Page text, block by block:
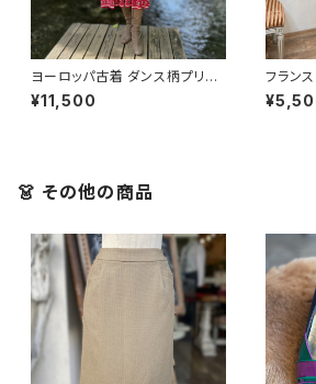
ヨーロッパ古着 ダンス柄プリー
ツワンピース
¥11,500
フラン
パンツ
👗 その他の商品